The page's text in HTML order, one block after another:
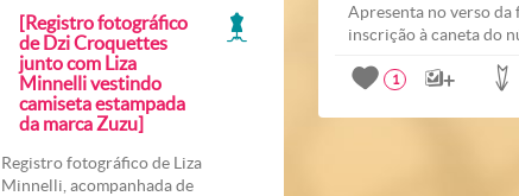
[Registro fotográfico
de Dzi Croquettes
junto com Liza
Minnelli vestindo
camiseta estampada
da marca Zuzu]
Registro fotográfico de Liza
Minnelli, acompanhada de
Apresenta no verso da
inscrição à caneta do
1